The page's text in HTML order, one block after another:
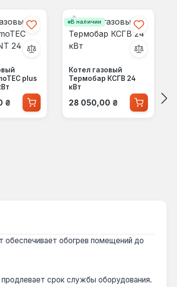
plus
₴
В наличии
Котел газовый
Термобар КСГВ 24
кВт
Обычная цена:
28 050,00 ₴
обеспечивает обогрев помещений до
срок службы оборудования.